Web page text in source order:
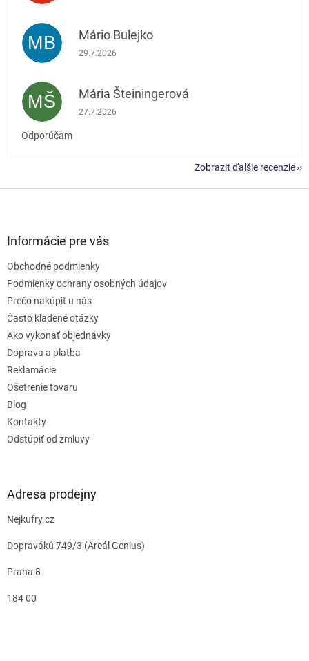
MB Mário Bulejko
Hodnotenie obchodu je 5 z 5 hviezdičiek.
29.7.2026
MŠ Mária Šteiningerová
Hodnotenie obchodu je 5 z 5 hviezdičiek.
27.7.2026
Odporúčam
Zobraziť ďalšie recenzie
Informácie pre vás
Obchodné podmienky
Podmienky ochrany osobných údajov
Prečo nakúpiť u nás
Často kladené otázky
Ako vykonať objednávky
Doprava a platba
Reklamácie
Ošetrenie tovaru
Blog
Kontakty
Odstúpiť od zmluvy
Adresa prodejny
Nejkufry.cz
Dopraváků 749/3 (Areál Genius)
Praha 8
184 00